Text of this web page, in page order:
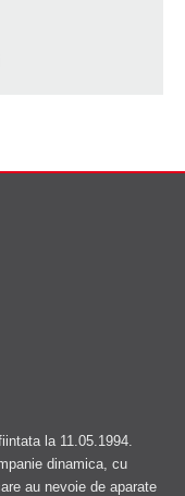
la 11.05.1994.
dinamica, cu
au nevoie de aparate